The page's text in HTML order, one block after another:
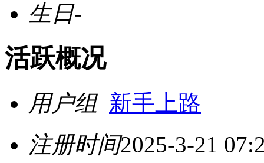
生日-
活跃概况
用户组 新手上路
注册时间2025-3-21